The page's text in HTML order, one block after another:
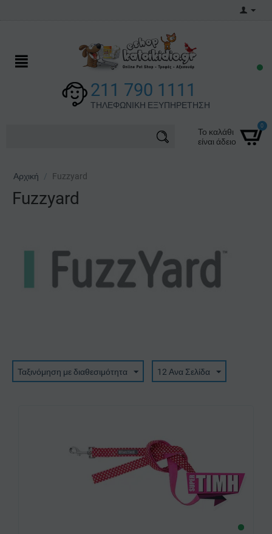
211 790 1111
ΤΗΛΕΦΩΝΙΚΗ ΕΞΥΠΗΡΕΤΗΣΗ
Το καλάθι
είναι άδειο
0
Αρχική / Fuzzyard
Fuzzyard
Ταξινόμηση με διαθεσιμότητα 12 Ανα Σελίδα